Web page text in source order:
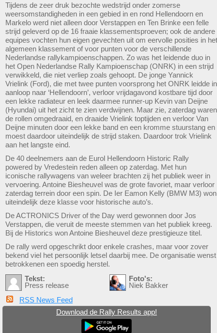
Tijdens de zeer druk bezochte wedstrijd onder zomerse
weersomstandigheden in een gebied in en rond Hellendoorn en
Markelo werd niet alleen door Verstappen en Ten Brinke een felle
strijd geleverd op de 16 fraaie klassementsproeven; ook de andere
equipes vochten hun eigen gevechten uit om eervolle posities in het
algemeen klassement of voor punten voor de verschillende
Nederlandse rallykampioenschappen. Zo was het leidende duo in
het Open Nederlandse Rally Kampioenschap (ONRK) in een strijd
verwikkeld, die niet verliep zoals gehoopt. De jonge Yannick
Vrielink (Ford), die met twee punten voorsprong het ONRK leidde in
aanloop naar ‘Hellendoorn’, verloor vrijdagavond kostbare tijd door
een lekke radiateur en leek daarmee runner-up Kevin van Deijne
(Hyundai) uit het zicht te zien verdwijnen. Maar zie, zaterdag waren
de rollen omgedraaid, en draaide Vrielink toptijden en verloor Van
Deijne minuten door een lekke band en een kromme stuurstang en
moest daardoor uiteindelijk de strijd staken. Daardoor trok Vrielink
aan het langste eind.
De 40 deelnemers aan de Eurol Hellendoorn Historic Rally
powered by Vredestein reden alleen op zaterdag. Met hun
iconische rallywagens van weleer brachten zij het publiek weer in
vervoering. Antoine Biesheuvel was de grote favoriet, maar verloor
zaterdag terrein door een spin. De Ier Eamon Kelly (BMW M3) won
uiteindelijk deze klasse voor historische auto’s.
De ACTRONICS Driver of the Day werd gewonnen door Jos
Verstappen, die veruit de meeste stemmen van het publiek kreeg.
Bij de Historics won Antoine Biesheuvel deze prestigieuze titel.
De rally werd opgeschrikt door enkele crashes, maar voor zover
bekend viel het persoonlijk letsel daarbij mee. De organisatie wenst
betrokkenen een spoedig herstel.
Tekst:
Press release
Foto's:
Niek Bakker
RSS News Feed
Download de Rally Results app!